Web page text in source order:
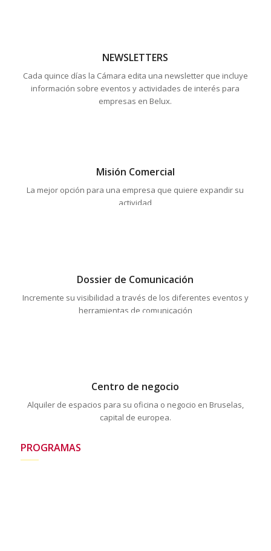
NEWSLETTERS
Cada quince días la Cámara edita una newsletter que incluye
información sobre eventos y actividades de interés para
empresas en Belux.
Misión Comercial
La mejor opción para una empresa que quiere expandir su
actividad
Dossier de Comunicación
Incremente su visibilidad a través de los diferentes eventos y
herramientas de comunicación
Centro de negocio
Alquiler de espacios para su oficina o negocio en Bruselas,
capital de europea.
PROGRAMAS